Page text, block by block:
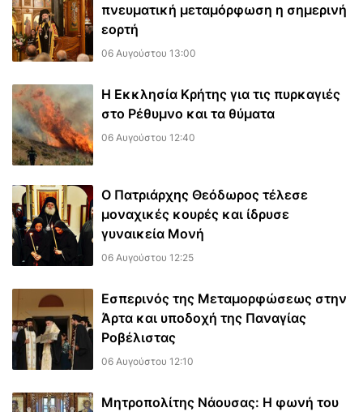
πνευματική μεταμόρφωση η σημερινή
εορτή
06 Αυγούστου 13:00
Η Εκκλησία Κρήτης για τις πυρκαγιές
στο Ρέθυμνο και τα θύματα
06 Αυγούστου 12:40
Ο Πατριάρχης Θεόδωρος τέλεσε
μοναχικές κουρές και ίδρυσε
γυναικεία Μονή
06 Αυγούστου 12:25
Εσπερινός της Μεταμορφώσεως στην
Άρτα και υποδοχή της Παναγίας
Ροβέλιστας
06 Αυγούστου 12:10
Μητροπολίτης Νάουσας: Η φωνή του